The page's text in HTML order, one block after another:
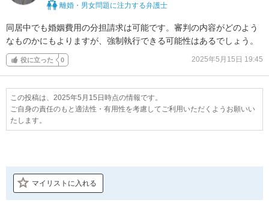
離婚・男女問題に注力する弁護士
同居中でも婚姻費用の分担請求は可能です。審判の内容がどのよう
なものかにもよりますが、強制執行できる可能性はあるでしょう。
役に立った 0 2025年5月15日 19:45
この投稿は、2025年5月15日時点の情報です。
ご自身の責任のもと適法性・有用性を考慮してご利用いただくようお願いい
たします。
マイリストに入れる